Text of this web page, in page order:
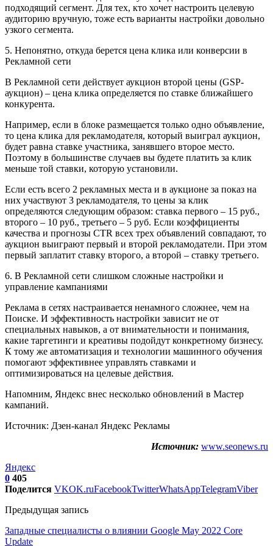
подходящий сегмент. Для тех, кто хочет настроить целевую
аудиторию вручную, тоже есть варианты настройки довольно
узкого сегмента.
5. Непонятно, откуда берется цена клика или конверсии в
Рекламной сети
В Рекламной сети действует аукцион второй цены (GSP-
аукцион) – цена клика определяется по ставке ближайшего
конкурента.
Например, если в блоке размещается только одно объявление,
то цена клика для рекламодателя, который выиграл аукцион,
будет равна ставке участника, занявшего второе место.
Поэтому в большинстве случаев вы будете платить за клик
меньше той ставки, которую установили.
Если есть всего 2 рекламных места и в аукционе за показ на
них участвуют 3 рекламодателя, то цены за клик
определяются следующим образом: ставка первого – 15 руб.,
второго – 10 руб., третьего – 5 руб. Если коэффициенты
качества и прогнозы CTR всех трех объявлений совпадают, то
аукцион выиграют первый и второй рекламодатели. При этом
первый заплатит ставку второго, а второй – ставку третьего.
6. В Рекламной сети слишком сложные настройки и
управление кампаниями
Реклама в сетях настраивается ненамного сложнее, чем на
Поиске. И эффективность настройки зависит не от
специальных навыков, а от внимательности и понимания,
какие таргетинги и креативы подойдут конкретному бизнесу.
К тому же автоматизация и технологии машинного обучения
помогают эффективнее управлять ставками и
оптимизироваться на целевые действия.
Напомним, Яндекс внес несколько обновлений в Мастер
кампаний.
Источник: Дзен-канал Яндекс Рекламы
Источник: www.seonews.ru
Яндекс
0 405
Поделится VKOK.ruFacebookTwitterWhatsAppTelegramViber
Предыдущая запись
Западные специалисты о влиянии Google May 2022 Core
Update